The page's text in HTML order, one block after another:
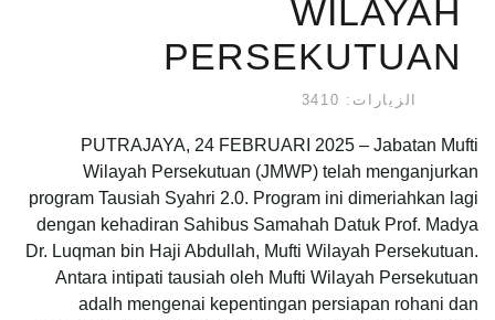
WILAYAH
PERSEKUTUAN
الزيارات: 3410
PUTRAJAYA, 24 FEBRUARI 2025 – Jabatan Mufti
Wilayah Persekutuan (JMWP) telah menganjurkan
program Tausiah Syahri 2.0. Program ini dimeriahkan lagi
dengan kehadiran Sahibus Samahah Datuk Prof. Madya
Dr. Luqman bin Haji Abdullah, Mufti Wilayah Persekutuan.
Antara intipati tausiah oleh Mufti Wilayah Persekutuan
adalh mengenai kepentingan persiapan rohani dan